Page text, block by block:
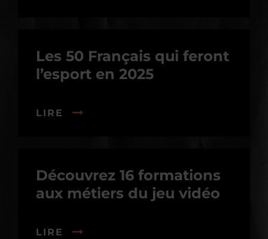
Les 50 Français qui feront
l’esport en 2025
LIRE
Découvrez 16 formations
aux métiers du jeu vidéo
LIRE